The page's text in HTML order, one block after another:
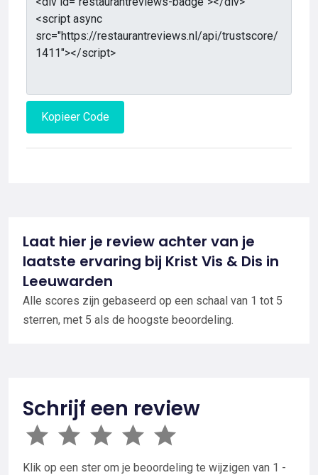
Kopieer Code
Laat hier je review achter van je
laatste ervaring bij Krist Vis & Dis in
Leeuwarden
Alle scores zijn gebaseerd op een schaal van 1 tot 5
sterren, met 5 als de hoogste beoordeling.
Schrijf een review
Klik op een ster om je beoordeling te wijzigen van 1 -